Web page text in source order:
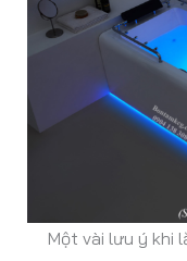
Một vài lưu ý khi